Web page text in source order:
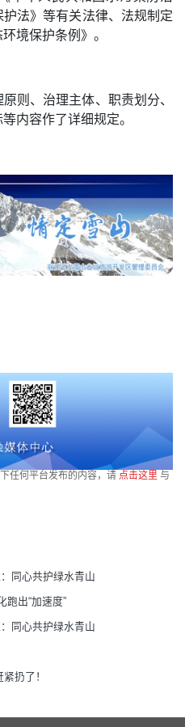
法》等有关法律、法规制定
境保护条例》。
则、治理主体、职责划分、
内容作了详细规定。
任何平台发布的内容，请 点击这里 与
同心共护绿水青山
跑出“加速度”
同心共护绿水青山
扔了！